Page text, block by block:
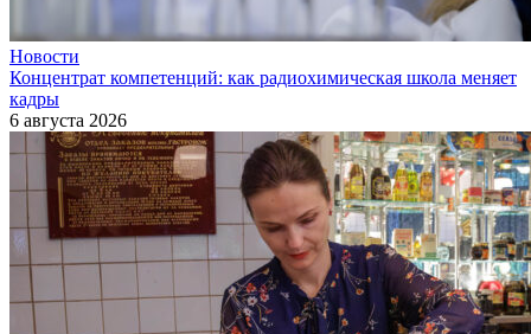
Новости
Концентрат компетенций: как радиохимическая школа меняет
кадры
6 августа 2026